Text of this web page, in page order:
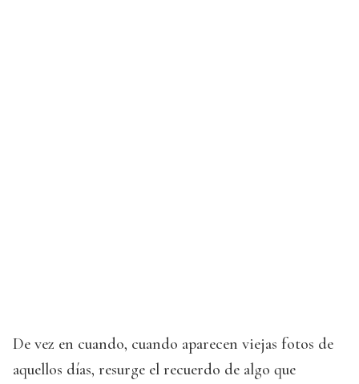
De vez en cuando, cuando aparecen viejas fotos de
aquellos días, resurge el recuerdo de algo que